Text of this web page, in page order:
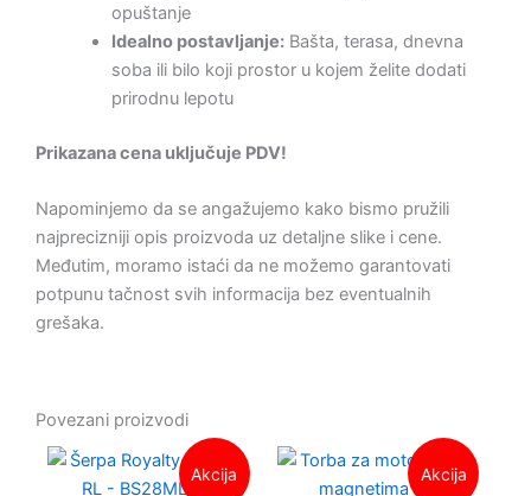
opuštanje
Idealno postavljanje:Bašta, terasa, dnevna
soba ili bilo koji prostor u kojem želite dodati
prirodnu lepotu
Prikazana cena uključuje PDV!
Napominjemo da se angažujemo kako bismo pružili
najprecizniji opis proizvoda uz detaljne slike i cene.
Međutim, moramo istaći da ne možemo garantovati
potpunu tačnost svih informacija bez eventualnih
grešaka.
Povezani proizvodi
Akcija
Originalna
cena
Trenutna
cena
Akcija
cena
cena